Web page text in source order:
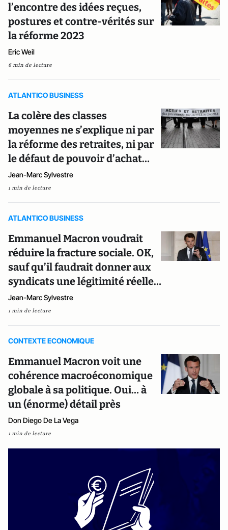
l’encontre des idées reçues,
postures et contre-vérités sur
la réforme 2023
Eric Weil
6 min de lecture
ATLANTICO BUSINESS
La colère des classes
moyennes ne s’explique ni par
la réforme des retraites, ni par
le défaut de pouvoir d’achat…
Jean-Marc Sylvestre
1 min de lecture
ATLANTICO BUSINESS
Emmanuel Macron voudrait
réduire la fracture sociale. OK,
sauf qu’il faudrait donner aux
syndicats une légitimité réelle…
Jean-Marc Sylvestre
1 min de lecture
CONTEXTE ECONOMIQUE
Emmanuel Macron voit une
cohérence macroéconomique
globale à sa politique. Oui… à
un (énorme) détail près
Don Diego De La Vega
1 min de lecture